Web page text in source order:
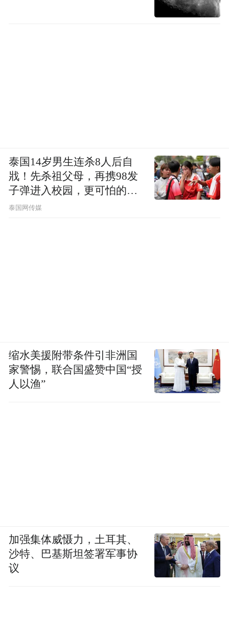
泰国14岁男生连杀8人后自
戕！先杀祖父母，再携98发
子弹进入校园，更可怕的细
节公布了
泰国网传媒
缩水美援附带条件引非洲国
家警惕，联合国盛赞中国“授
人以渔”
加强集体威慑力，土耳其、
沙特、巴基斯坦签署军事协
议